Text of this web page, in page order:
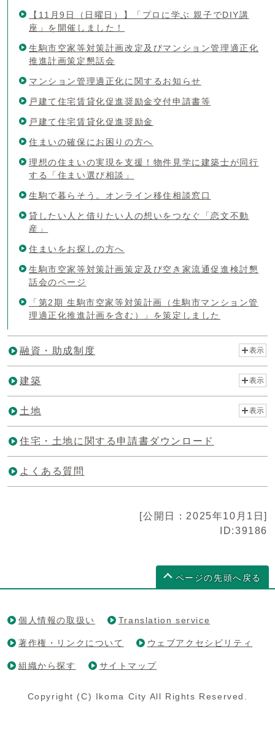
【11月9日（日曜日）】「プロに学ぶ 親子でDIY講
座」を開催しました！
生駒市空家等対策計画改定及びマンション管理適正化
推進計画策定懇話会
マンション管理適正化に関するお知らせ
戸建て住宅賃貸化促進奨励金交付申請書等
戸建て住宅賃貸化促進奨励金
住まいの確保にお困りの方へ
理想の住まいの実現を支援！物件見学に建築士が同行
する「住まい選び相談」
生駒で暮らそう。オンライン移住相談窓口
貸したい人と借りたい人の想いをつなぐ「恋文不動
産」
住まいをお探しの方へ
生駒市空家等対策計画策定及び空き家流通促進検討懇
話会のページ
「第2期 生駒市空家等対策計画（生駒市マンション管
理適正化推進計画を含む）」を策定しました
融資・助成制度 表示
建築 表示
土地 表示
住宅・土地に関する申請書ダウンロード
よくある質問
[公開日：2025年10月1日]
ID:39186
ページの先頭へ戻る
個人情報の取扱い Translation service
著作権・リンクについて ウェブアクセシビリティ
組織から探す サイトマップ
Copyright (C) Ikoma City All Rights Reserved.